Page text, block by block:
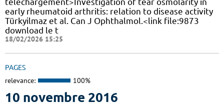
early rheumatoid arthritis: relation to disease activity
Türkyilmaz et al. Can J Ophthalmol.<link file:9873
download le t
18/02/2026 15:25
PAGES
relevance: 100%
10 novembre 2016